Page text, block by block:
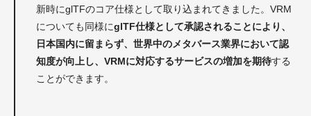
新時にglTFのコア仕様として取り込まれてきました。VRM
についても同様にglTF仕様として承認されることにより、
日本国内に留まらず、世界中のメタバース業界において認
知度が向上し、VRMに対応するサービスの増加を期待する
ことができます。